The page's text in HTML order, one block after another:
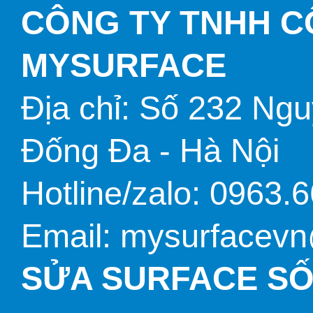
TÚI BAO DA
CỔNG CHUYỂN ĐỔI
CÔNG TY TNHH
MYSURFACE
Địa chỉ: Số 232
Đống Đa - Hà Nội
Hotline/zalo:
Email:
SỬA SURFACE